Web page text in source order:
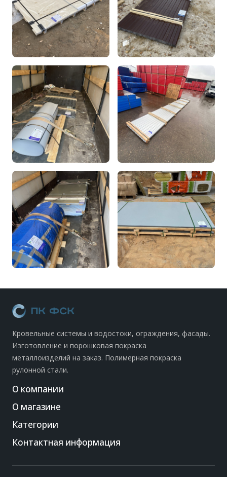
Кровельные системы и водостоки, ограждения, фасады.
Изготовление и порошковая покраска
металлоизделий на заказ. Полимерная покраска
рулонной стали.
О компании
О магазине
Категории
Контактная информация